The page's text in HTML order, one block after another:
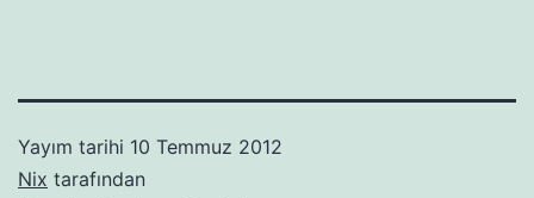
Yayım tarihi 10 Temmuz 2012
Nix tarafından